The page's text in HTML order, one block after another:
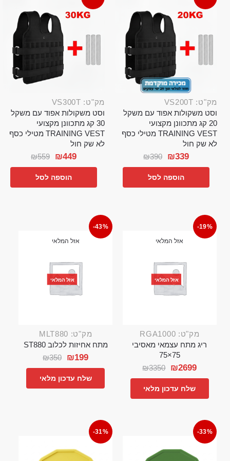
מק"ט: VS200T
וסט משקולות אפוד עם משקל
20 קג מתכוונן מקצועי
TRAINING VEST מטילי כסף
לא שק חול
₪390 ₪339
הוספה לסל
מק"ט: VS300T
וסט משקולות אפוד עם משקל
30 קג מתכוונן מקצועי
TRAINING VEST מטילי כסף
לא שק חול
₪559 ₪449
הוספה לסל
-19%
אזל המלאי
אזל המלאי
מק"ט: RGA1000
ריג מתח עצמאי מאסיבי
75×75
₪3350 ₪2699
שלח עדכון מלאי
-43%
אזל המלאי
אזל המלאי
מק"ט: MLT880
מתח אחיזות לכלוב ST880
₪350 ₪199
שלח עדכון מלאי
-33%
-31%